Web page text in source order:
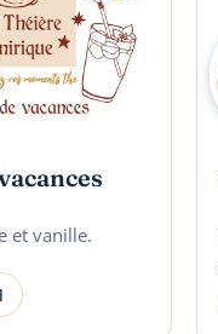
et vanille.